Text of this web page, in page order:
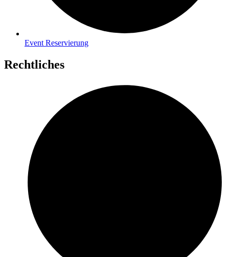
Event Reservierung
Rechtliches